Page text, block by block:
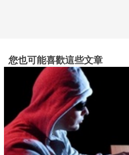
您也可能喜歡這些文章